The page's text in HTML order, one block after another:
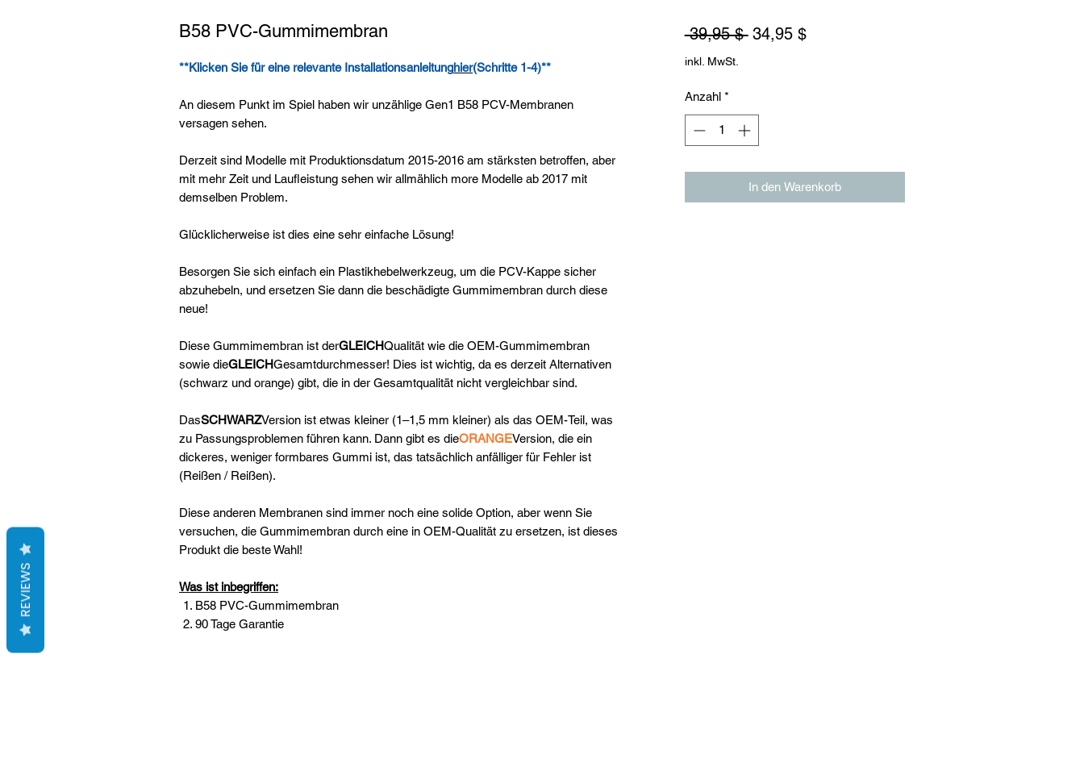
B58 PVC-Gummimembran
**Klicken Sie für eine relevante Installationsanleitunghier(Schritte 1-4)**
An diesem Punkt im Spiel haben wir unzählige Gen1 B58 PCV-Membranen
versagen sehen.
Derzeit sind Modelle mit Produktionsdatum 2015-2016 am stärksten betroffen, aber
mit mehr Zeit und Laufleistung sehen wir allmählich more Modelle ab 2017 mit
demselben Problem.
Glücklicherweise ist dies eine sehr einfache Lösung!
Besorgen Sie sich einfach ein Plastikhebelwerkzeug, um die PCV-Kappe sicher
abzuhebeln, und ersetzen Sie dann die beschädigte Gummimembran durch diese
neue!
Diese Gummimembran ist derGLEICHQualität wie die OEM-Gummimembran
sowie dieGLEICHGesamtdurchmesser! Dies ist wichtig, da es derzeit Alternativen
(schwarz und orange) gibt, die in der Gesamtqualität nicht vergleichbar sind.
DasSCHWARZVersion ist etwas kleiner (1–1,5 mm kleiner) als das OEM-Teil, was
zu Passungsproblemen führen kann. Dann gibt es dieORANGEVersion, die ein
dickeres, weniger formbares Gummi ist, das tatsächlich anfälliger für Fehler ist
(Reißen / Reißen).
Diese anderen Membranen sind immer noch eine solide Option, aber wenn Sie
versuchen, die Gummimembran durch eine in OEM-Qualität zu ersetzen, ist dieses
Produkt die beste Wahl!
Was ist inbegriffen:
B58 PVC-Gummimembran
90 Tage Garantie
39,95 $ Standardpreis
34,95 $Sale-
inkl. MwSt.
Anzahl *
In den Warenkorb
REVIEWS